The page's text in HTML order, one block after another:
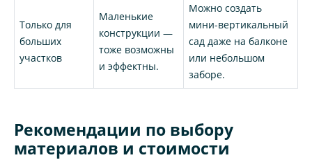
Только для
больших
участков
Маленькие
конструкции —
тоже возможны
и эффектны.
Можно создать
мини-вертикальный
сад даже на балконе
или небольшом
заборе.
Рекомендации по выбору
материалов и стоимости